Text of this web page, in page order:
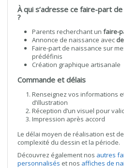
À qui s’adresse ce faire-part
?
Parents recherchant un faire-
Annonce de naissance avec
Faire-part de naissance sur
prédéfinis
Création graphique artisanale
Commande et délais
Renseignez vos informations
d’illustration
Réception d’un visuel pour
Impression après accord
Le délai moyen de réalisation est de
complexité du dessin et la période.
Découvrez également nos autres
personnalisés et nos affiches de